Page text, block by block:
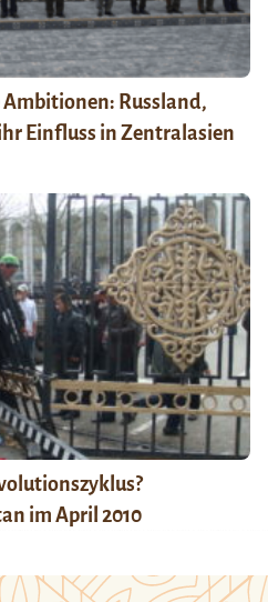
Russland,
Einfluss in Zentralasien
im April 2010